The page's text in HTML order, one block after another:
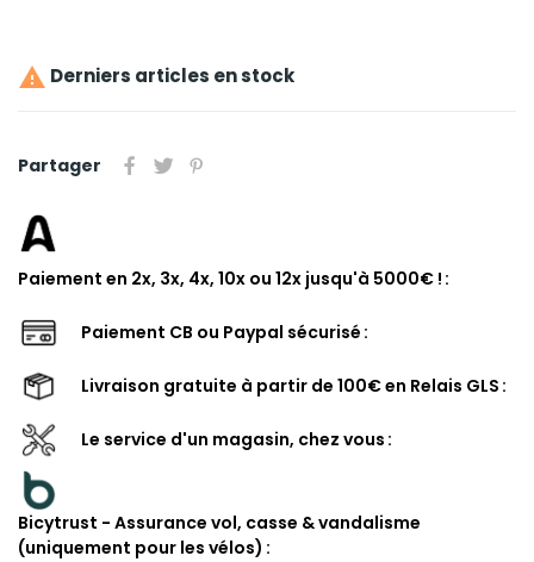
 Derniers articles en stock
Partager
Paiement en 2x, 3x, 4x, 10x ou 12x jusqu'à 5000€ !
Paiement CB ou Paypal sécurisé
Livraison gratuite à partir de 100€ en Relais GLS
Le service d'un magasin, chez vous
Bicytrust - Assurance vol, casse & vandalisme
(uniquement pour les vélos)